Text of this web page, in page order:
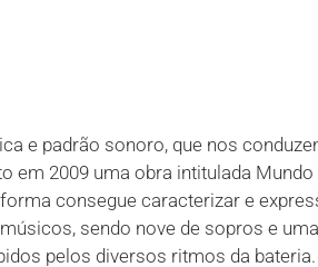
e padrão sonoro, que nos
2009 uma obra intitulada
consegue caracterizar e
sendo nove de sopros e
pelos diversos ritmos da bateria.